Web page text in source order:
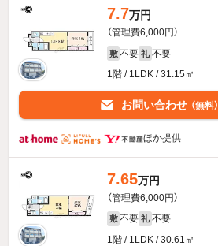
7.7万円
（管理費6,000円）
敷 不要 礼 不要
1階 / 1LDK / 31.15㎡
お問い合わせ （無料）
ほか提供
7.65万円
（管理費6,000円）
敷 不要 礼 不要
1階 / 1LDK / 30.61㎡